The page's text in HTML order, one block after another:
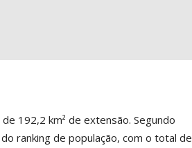
192,2 km² de extensão. Segundo
ranking de população, com o total de